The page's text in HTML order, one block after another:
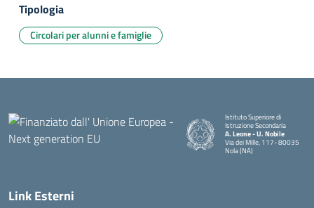
Tipologia
Circolari per alunni e famiglie
Istituto Superiore di
Istruzione Secondaria
A. Leone - U. Nobile
Via dei Mille, 117- 80035
Nola (NA)
Link Esterni